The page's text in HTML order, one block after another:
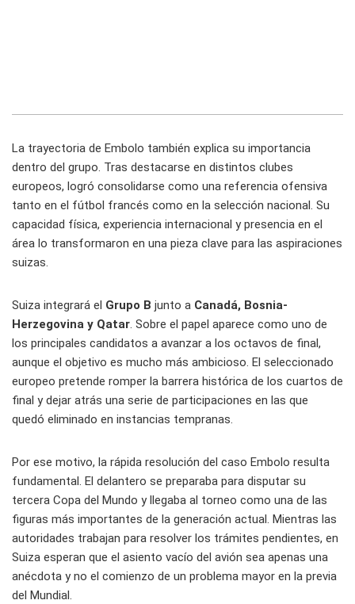
La trayectoria de Embolo también explica su importancia
dentro del grupo. Tras destacarse en distintos clubes
europeos, logró consolidarse como una referencia ofensiva
tanto en el fútbol francés como en la selección nacional. Su
capacidad física, experiencia internacional y presencia en el
área lo transformaron en una pieza clave para las aspiraciones
suizas.
Suiza integrará el Grupo B junto a Canadá, Bosnia-
Herzegovina y Qatar. Sobre el papel aparece como uno de
los principales candidatos a avanzar a los octavos de final,
aunque el objetivo es mucho más ambicioso. El seleccionado
europeo pretende romper la barrera histórica de los cuartos de
final y dejar atrás una serie de participaciones en las que
quedó eliminado en instancias tempranas.
Por ese motivo, la rápida resolución del caso Embolo resulta
fundamental. El delantero se preparaba para disputar su
tercera Copa del Mundo y llegaba al torneo como una de las
figuras más importantes de la generación actual. Mientras las
autoridades trabajan para resolver los trámites pendientes, en
Suiza esperan que el asiento vacío del avión sea apenas una
anécdota y no el comienzo de un problema mayor en la previa
del Mundial.